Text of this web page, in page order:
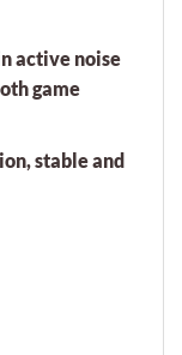
active noise
game
stable and